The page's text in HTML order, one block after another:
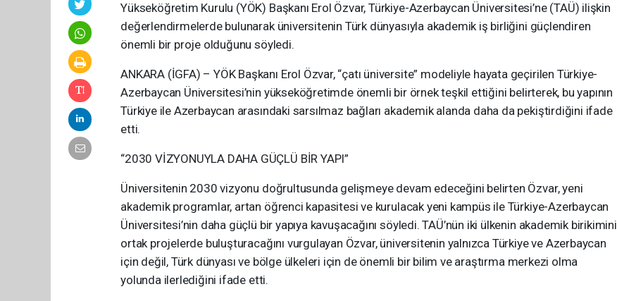
Yükseköğretim Kurulu (YÖK) Başkanı Erol Özvar, Türkiye-Azerbaycan Üniversitesi’ne (TAÜ) ilişkin
değerlendirmelerde bulunarak üniversitenin Türk dünyasıyla akademik iş birliğini güçlendiren
önemli bir proje olduğunu söyledi.
ANKARA (İGFA) – YÖK Başkanı Erol Özvar, “çatı üniversite” modeliyle hayata geçirilen Türkiye-
Azerbaycan Üniversitesi’nin yükseköğretimde önemli bir örnek teşkil ettiğini belirterek, bu yapının
Türkiye ile Azerbaycan arasındaki sarsılmaz bağları akademik alanda daha da pekiştirdiğini ifade
etti.
“2030 VİZYONUYLA DAHA GÜÇLÜ BİR YAPI”
Üniversitenin 2030 vizyonu doğrultusunda gelişmeye devam edeceğini belirten Özvar, yeni
akademik programlar, artan öğrenci kapasitesi ve kurulacak yeni kampüs ile Türkiye-Azerbaycan
Üniversitesi’nin daha güçlü bir yapıya kavuşacağını söyledi. TAÜ’nün iki ülkenin akademik birikimini
ortak projelerde buluşturacağını vurgulayan Özvar, üniversitenin yalnızca Türkiye ve Azerbaycan
için değil, Türk dünyası ve bölge ülkeleri için de önemli bir bilim ve araştırma merkezi olma
yolunda ilerlediğini ifade etti.